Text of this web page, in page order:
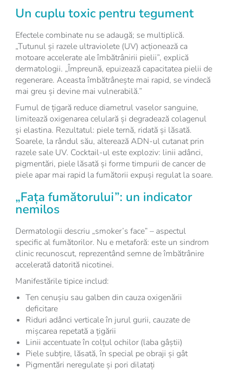
Un cuplu toxic pentru tegument
Efectele combinate nu se adaugă; se multiplică.
„Tutunul și razele ultraviolete (UV) acționează ca
motoare accelerate ale îmbătrânirii pielii”, explică
dermatologii. „Împreună, epuizează capacitatea pielii de
regenerare. Aceasta îmbătrânește mai rapid, se vindecă
mai greu și devine mai vulnerabilă.”
Fumul de țigară reduce diametrul vaselor sanguine,
limitează oxigenarea celulară și degradează colagenul
și elastina. Rezultatul: piele ternă, ridată și lăsată.
Soarele, la rândul său, alterează ADN-ul cutanat prin
razele sale UV. Cocktail-ul este exploziv: linii adânci,
pigmentări, piele lăsată și forme timpurii de cancer de
piele apar mai rapid la fumătorii expuși regulat la soare.
„Fața fumătorului”: un indicator
nemilos
Dermatologii descriu „smoker’s face” – aspectul
specific al fumătorilor. Nu e metaforă: este un sindrom
clinic recunoscut, reprezentând semne de îmbătrânire
accelerată datorită nicotinei.
Manifestările tipice includ:
Ten cenușiu sau galben din cauza oxigenării
deficitare
Riduri adânci verticale în jurul gurii, cauzate de
mișcarea repetată a țigării
Linii accentuate în colțul ochilor (laba gâștii)
Piele subțire, lăsată, în special pe obraji și gât
Pigmentări neregulate și pori dilatați